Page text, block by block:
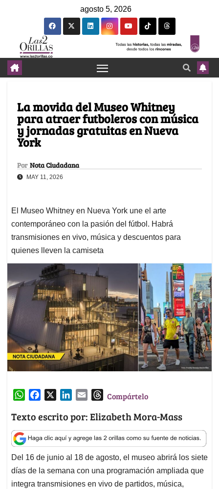
agosto 5, 2026
La movida del Museo Whitney
para atraer futboleros con música
y jornadas gratuitas en Nueva
York
Por Nota Ciudadana
MAY 11, 2026
El Museo Whitney en Nueva York une el arte
contemporáneo con la pasión del fútbol. Habrá
transmisiones en vivo, música y descuentos para
quienes lleven la camiseta
W
a
t
s
A
p
c
e
b
o
k
n
k
e
d
n
a
i
l
T
r
e
a
d
s
Compártelo
Texto escrito por: Elizabeth Mora-Mass
Del 16 de junio al 18 de agosto, el museo abrirá los siete
días de la semana con una programación ampliada que
integra transmisiones en vivo de partidos, música,